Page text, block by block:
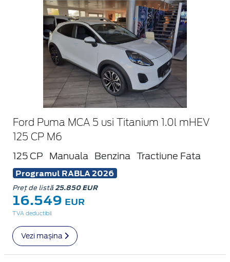
Ford Puma MCA 5 usi Titanium 1.0l mHEV
125 CP M6
125 CP Manuala Benzina
Tractiune Fata
Programul RABLA 2026
Preț de listă25.850 EUR
16.549 EUR
TVA deductibil
Vezi mașina